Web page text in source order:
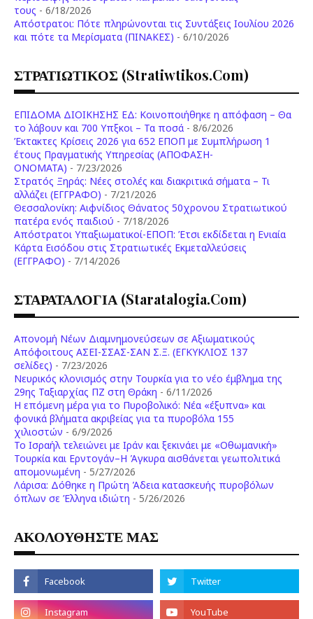
τους - 6/18/2026
Aπόστρατοι: Πότε πληρώνονται τις Συντάξεις Ιουλίου 2026
και πότε τα Μερίσματα (ΠΙΝΑΚΕΣ) - 6/10/2026
ΣΤΡΑΤΙΩΤΙΚΟΣ (stratiwtikos.com)
ΕΠΙΔΟΜΑ ΔΙΟΙΚΗΣΗΣ ΕΔ: Κοινοποιήθηκε η απόφαση – Θα
το λάβουν και 700 Υπξκοι – Τα ποσά - 8/6/2026
Έκτακτες Κρίσεις 2026 για 652 ΕΠΟΠ με Συμπλήρωση 1
έτους Πραγματικής Υπηρεσίας (ΑΠΟΦΑΣΗ-
ONOMATA) - 7/23/2026
Στρατός Ξηράς: Νέες στολές και διακριτικά σήματα – Τι
αλλάζει (ΕΓΓΡΑΦΟ) - 7/21/2026
Θεσσαλονίκη: Αιφνίδιος Θάνατος 50χρονου Στρατιωτικού
πατέρα ενός παιδιού - 7/18/2026
Απόστρατοι Υπαξιωματικοί-ΕΠΟΠ: Έτσι εκδίδεται η Ενιαία
Κάρτα Εισόδου στις Στρατιωτικές Εκμεταλλεύσεις
(ΕΓΓΡΑΦΟ) - 7/14/2026
ΣΤΑΡΑΤΑΛΟΓΙΑ (staratalogia.com)
Απονομή Νέων Διαμνημονεύσεων σε Αξιωματικούς
Απόφοιτους ΑΣΕΙ-ΣΣΑΣ-ΣΑΝ Σ.Ξ. (ΕΓΚΥΚΛΙΟΣ 137
σελίδες) - 7/23/2026
Νευρικός κλονισμός στην Τουρκία για το νέο έμβλημα της
29ης Ταξιαρχίας ΠΖ στη Θράκη - 6/11/2026
Η επόμενη μέρα για το Πυροβολικό: Νέα «έξυπνα» και
φονικά βλήματα ακριβείας για τα πυροβόλα 155
χιλιοστών - 6/9/2026
Το Ισραήλ τελειώνει με Ιράν και ξεκινάει με «Οθωμανική»
Τουρκία και Ερντογάν–Η Άγκυρα αισθάνεται γεωπολιτικά
απομονωμένη - 5/27/2026
Λάρισα: Δόθηκε η Πρώτη Άδεια κατασκευής πυροβόλων
όπλων σε Έλληνα ιδιώτη - 5/26/2026
ΑΚΟΛΟΥΘΗΣΤΕ ΜΑΣ